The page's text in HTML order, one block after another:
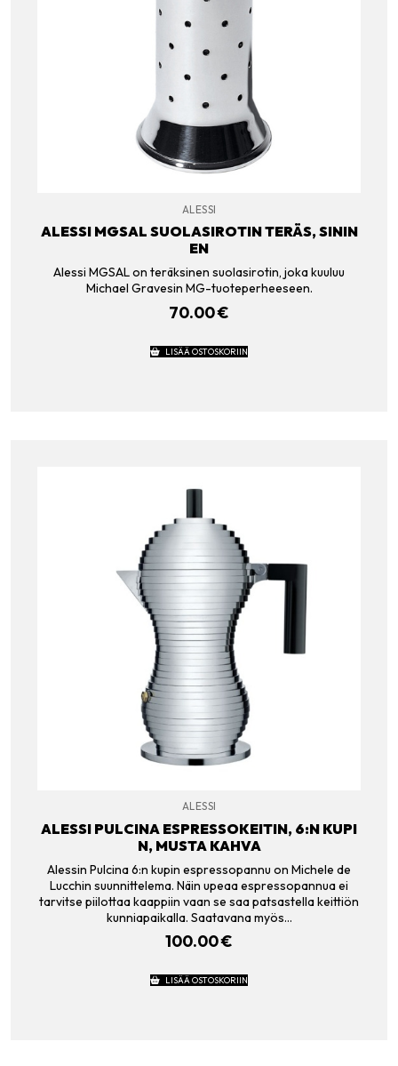
ALESSI
ALESSI MGSAL SUOLASIROTIN TERÄS, SININ
EN
Alessi MGSAL on teräksinen suolasirotin, joka kuuluu
Michael Gravesin MG-tuoteperheeseen.
70.00€
LISÄÄ OSTOSKORIIN
ALESSI
ALESSI PULCINA ESPRESSOKEITIN, 6:N KUPI
N, MUSTA KAHVA
Alessin Pulcina 6:n kupin espressopannu on Michele de
Lucchin suunnittelema. Näin upeaa espressopannua ei
tarvitse piilottaa kaappiin vaan se saa patsastella keittiön
kunniapaikalla. Saatavana myös…
100.00€
LISÄÄ OSTOSKORIIN